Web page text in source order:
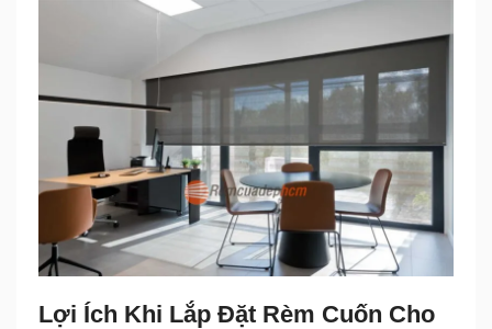
Lợi Ích Khi Lắp Đặt Rèm Cuốn Cho